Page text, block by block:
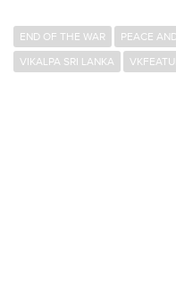
END OF THE WAR PEACE
VIKALPA SRI LANKA